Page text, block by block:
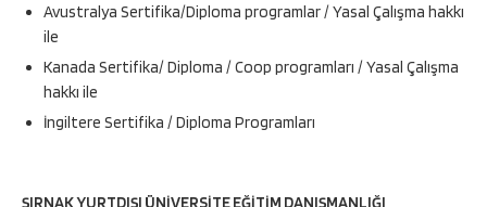
Avustralya Sertifika/Diploma programlar / Yasal Çalışma hakkı
ile
Kanada Sertifika/ Diploma / Coop programları / Yasal Çalışma
hakkı ile
İngiltere Sertifika / Diploma Programları
ŞIRNAK YURTDIŞI ÜNİVERSİTE EĞİTİM DANIŞMANLIĞI